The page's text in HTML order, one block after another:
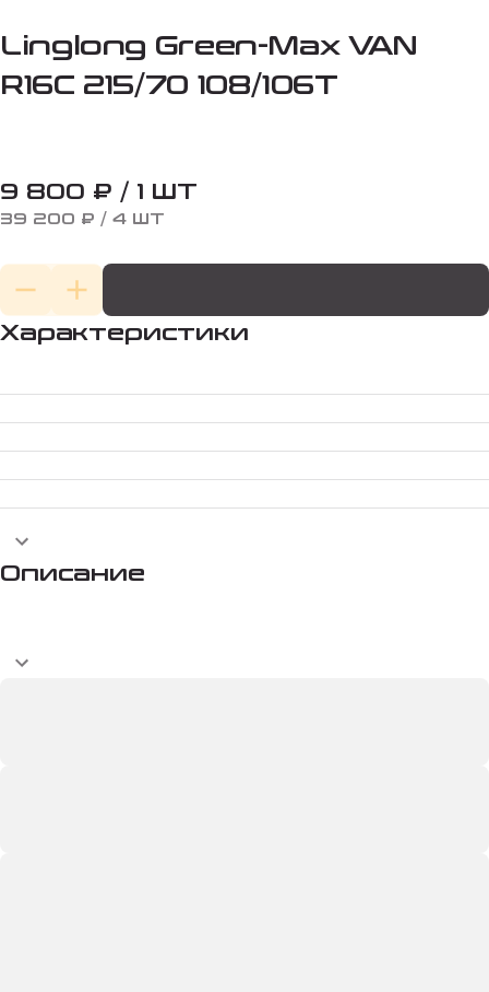
Linglong Green-Max VAN
R16C 215/70 108/106T
9 800 ₽ / 1 ШТ
39 200 ₽ / 4 ШТ
Характеристики
Описание